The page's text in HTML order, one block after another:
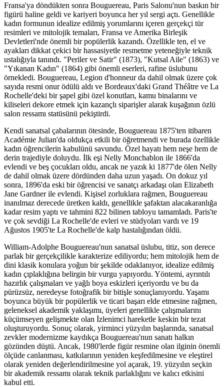
Fransa'ya döndükten sonra Bouguereau, Paris Salonu'nun baskın bir
figürü haline geldi ve kariyeri boyunca her yıl sergi açtı. Genellikle
kadın formunun idealize edilmiş yorumlarını içeren gerçekçi tür
resimleri ve mitolojik temaları, Fransa ve Amerika Birleşik
Devletleri'nde önemli bir popülerlik kazandı. Özellikle ten, el ve
ayakları dikkat çekici bir hassasiyetle resmetme yeteneğiyle teknik
ustalığıyla tanındı. "Periler ve Satir" (1873), "Kutsal Aile" (1863) ve
"Yıkanan Kadın" (1864) gibi önemli eserleri, rafine üslubunu
örnekledi. Bouguereau, Legion d'honneur da dahil olmak üzere çok
sayıda resmi onur ödülü aldı ve Bordeaux'daki Grand Théâtre ve La
Rochelle'deki bir şapel gibi özel konutları, kamu binalarını ve
kiliseleri dekore etmek için kazançlı siparişler alarak kuşağının özlü
salon ressamı statüsünü pekiştirdi.
Kendi sanatsal çabalarının ötesinde, Bouguereau 1875'ten itibaren
Académie Julian'da oldukça etkili bir öğretmendi ve burada özellikle
kadın öğrencilerin kabulünü savundu. Özel hayatı hem neşe hem de
derin trajediyle doluydu. İlk eşi Nelly Monchablon ile 1866'da
evlendi ve beş çocukları oldu, ancak ne yazık ki 1877'de ölen Nelly
de dahil olmak üzere dördünden daha uzun yaşadı. On dokuz yıl
sonra, 1896'da eski bir öğrencisi ve sanatçı arkadaşı olan Elizabeth
Jane Gardner ile evlendi. Kişisel zorluklara rağmen, Bouguereau
inanılmaz derecede üretken kaldı, genellikle şafaktan alacakaranlığa
kadar resim yaptı ve tahmini 822 bilinen tabloyu tamamladı. Paris'te
ve çok sevdiği La Rochelle'de evleri ve stüdyoları vardı ve 19
Ağustos 1905'te La Rochelle'de kalp hastalığından öldü.
William-Adolphe Bouguereau'nun sanatsal üslubu, titiz, son derece
parlak bir gerçekçilikle karakterize ediliyordu; hem mitolojik hem de
dini klasik konulara yoğun bir şekilde odaklanıyor, idealize edilmiş
kadın çıplaklığına belirgin bir vurgu yapıyordu. Yöntemi, ayrıntılı
hazırlık çalışmaları ve yağlı boya eskizleri içeriyordu ve bu da
pürüzsüz, neredeyse fotoğrafik bir bitişle sonuçlanıyordu. Yaşamı
boyunca büyük bir popülerlik ve ticari başarı elde etmesine rağmen,
geleneksel akademik yaklaşımı, üyeleri genellikle çalışmalarını
küçümseyen gelişmekte olan İzlenimci hareketle keskin bir tezat
oluşturuyordu. Sonuç olarak, yirminci yüzyılın başlarında, sanatsal
zevkler modernizme kaydıkça Bouguereau'nun sanatı halkın
gözünden düştü. Ancak, 1980'lerde figür resmine olan ilginin önemli
ölçüde canlanması, katkılarının yeniden keşfedilmesine ve eleştirel
olarak yeniden değerlendirilmesine yol açarak, 19. yüzyılın seçkin
bir akademik ressamı olarak teknik parlaklığını ve kalıcı etkisini
kabul etti.